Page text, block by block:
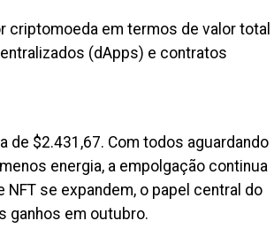
criptomoeda em termos de valor total
(dApps) e contratos
de $2.431,67. Com todos aguardando
energia, a empolgação continua
se expandem, o papel central do
ganhos em outubro.